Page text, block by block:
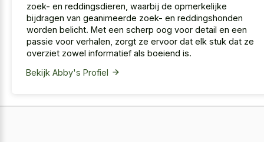
zoek- en reddingsdieren, waarbij de opmerkelijke
bijdragen van geanimeerde zoek- en reddingshonden
worden belicht. Met een scherp oog voor detail en een
passie voor verhalen, zorgt ze ervoor dat elk stuk dat ze
overziet zowel informatief als boeiend is.
Bekijk Abby's Profiel